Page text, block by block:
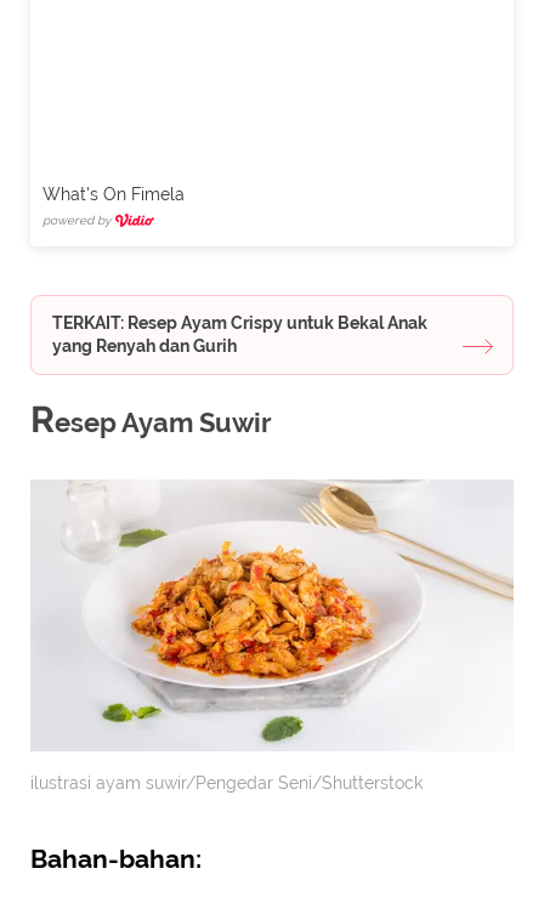
What's On Fimela
powered by
TERKAIT: Resep Ayam Crispy untuk Bekal Anak
yang Renyah dan Gurih
Resep Ayam Suwir
ilustrasi ayam suwir/Pengedar Seni/Shutterstock
Bahan-bahan: